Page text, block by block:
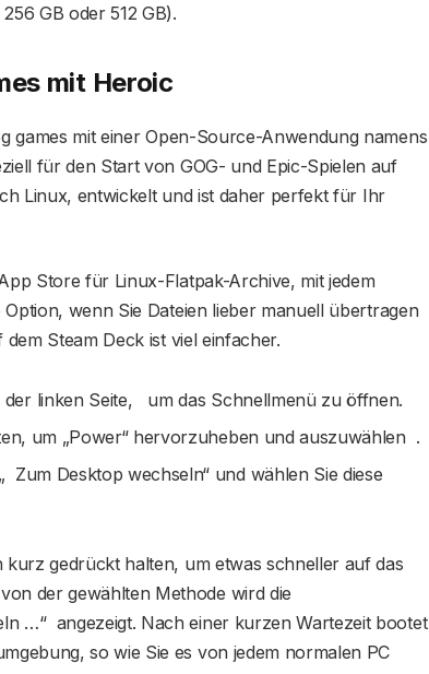
GB oder 512 GB).
mit Heroic
games mit einer Open-Source-Anwendung namens
für den Start von GOG- und Epic-Spielen auf
Linux, entwickelt und ist daher perfekt für Ihr
Store für Linux-Flatpak-Archive, mit jedem
wenn Sie Dateien lieber manuell übertragen
Steam Deck ist viel einfacher.
linken Seite, um das Schnellmenü zu öffnen.
um „Power“ hervorzuheben und auszuwählen .
Zum Desktop wechseln“ und wählen Sie diese
gedrückt halten, um etwas schneller auf das
der gewählten Methode wird die
…“ angezeigt. Nach einer kurzen Wartezeit bootet
so wie Sie es von jedem normalen PC